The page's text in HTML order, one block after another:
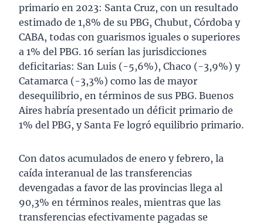
primario en 2023: Santa Cruz, con un resultado
estimado de 1,8% de su PBG, Chubut, Córdoba y
CABA, todas con guarismos iguales o superiores
a 1% del PBG. 16 serían las jurisdicciones
deficitarias: San Luis (-5,6%), Chaco (-3,9%) y
Catamarca (-3,3%) como las de mayor
desequilibrio, en términos de sus PBG. Buenos
Aires habría presentado un déficit primario de
1% del PBG, y Santa Fe logró equilibrio primario.
Con datos acumulados de enero y febrero, la
caída interanual de las transferencias
devengadas a favor de las provincias llega al
90,3% en términos reales, mientras que las
transferencias efectivamente pagadas se